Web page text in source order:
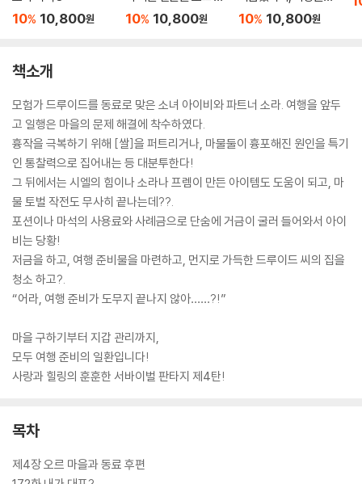
10% 10,800원
을 뿐
10% 10,800원
가 되었습니다 4
10% 10,800원
책소개
모험가 드루이드를 동료로 맞은 소녀 아이비와 파트너 소라. 여행을 앞두
고 일행은 마을의 문제 해결에 착수하였다.
흉작을 극복하기 위해 [쌀]을 퍼트리거나, 마물둘이 흉포해진 원인을 특기
인 통찰력으로 집어내는 등 대분투한다!
그 뒤에서는 시엘의 힘이나 소라나 프렘이 만든 아이템도 도움이 되고, 마
물 토벌 작전도 무사히 끝나는데??.
포션이나 마석의 사용료와 사례금으로 단숨에 거금이 굴러 들어와서 아이
비는 당황!
저금을 하고, 여행 준비물을 마련하고, 먼지로 가득한 드루이드 씨의 집을
청소 하고?.
“어라, 여행 준비가 도무지 끝나지 않아……?!”
마을 구하기부터 지갑 관리까지,
모두 여행 준비의 일환입니다!
사랑과 힐링의 훈훈한 서바이벌 판타지 제4탄!
목차
제4장 오르 마을과 동료 후편